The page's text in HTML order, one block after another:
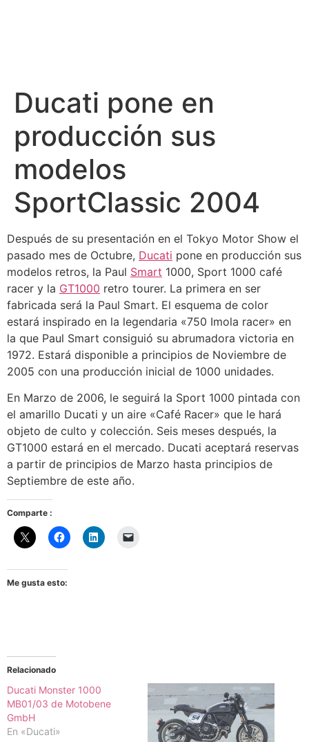
Ducati pone en
producción sus
modelos
SportClassic 2004
Después de su presentación en el Tokyo Motor Show el
pasado mes de Octubre, Ducati pone en producción sus
modelos retros, la Paul Smart 1000, Sport 1000 café
racer y la GT1000 retro tourer. La primera en ser
fabricada será la Paul Smart. El esquema de color
estará inspirado en la legendaria «750 Imola racer» en
la que Paul Smart consiguió su abrumadora victoria en
1972. Estará disponible a principios de Noviembre de
2005 con una producción inicial de 1000 unidades.
En Marzo de 2006, le seguirá la Sport 1000 pintada con
el amarillo Ducati y un aire «Café Racer» que le hará
objeto de culto y colección. Seis meses después, la
GT1000 estará en el mercado. Ducati aceptará reservas
a partir de principios de Marzo hasta principios de
Septiembre de este año.
Comparte :
Me gusta esto:
Relacionado
Ducati Monster 1000
MB01/03 de Motobene
GmbH
En «Ducati»